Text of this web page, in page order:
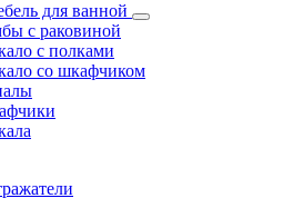
для ванной
с раковиной
с полками
со шкафчиком